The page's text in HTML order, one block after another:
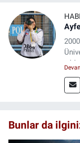
Bunlar da